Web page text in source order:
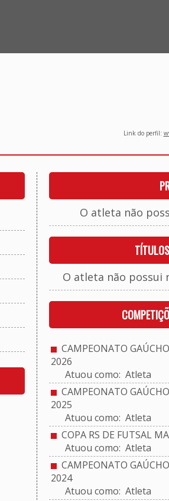
Link do perfil:
O atleta não
O atleta não possui
CAMPEONATO
2026
Atuou como: Atleta
CAMPEONATO
2025
Atuou como: Atleta
COPA RS DE FUTSAL
Atuou como: Atleta
CAMPEONATO
2024
Atuou como: Atleta